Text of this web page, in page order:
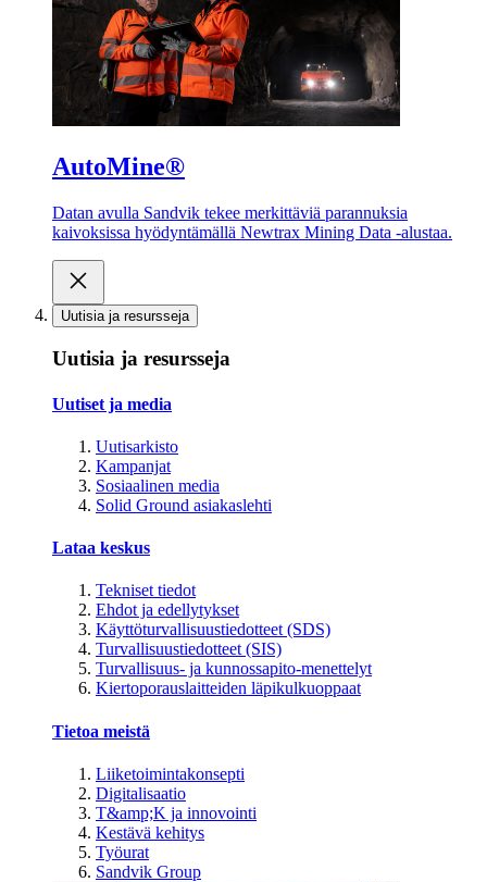
AutoMine®
Datan avulla Sandvik tekee merkittäviä parannuksia
kaivoksissa hyödyntämällä Newtrax Mining Data -alustaa.
Uutisia ja resursseja
Uutisia ja resursseja
Uutiset ja media
Uutisarkisto
Kampanjat
Sosiaalinen media
Solid Ground asiakaslehti
Lataa keskus
Tekniset tiedot
Ehdot ja edellytykset
Käyttöturvallisuustiedotteet (SDS)
Turvallisuustiedotteet (SIS)
Turvallisuus- ja kunnossapito-menettelyt
Kiertoporauslaitteiden läpikulkuoppaat
Tietoa meistä
Liiketoimintakonsepti
Digitalisaatio
T&amp;K ja innovointi
Kestävä kehitys
Työurat
Sandvik Group